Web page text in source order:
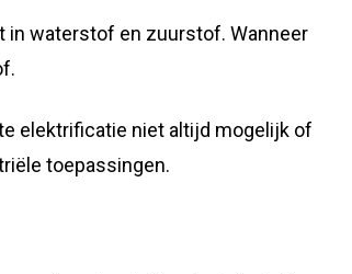
in waterstof en zuurstof. Wanneer
elektrificatie niet altijd mogelijk of
toepassingen.